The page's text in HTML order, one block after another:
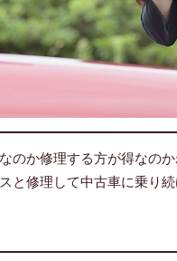
のか修理する方が得なの
と修理して中古車に乗り